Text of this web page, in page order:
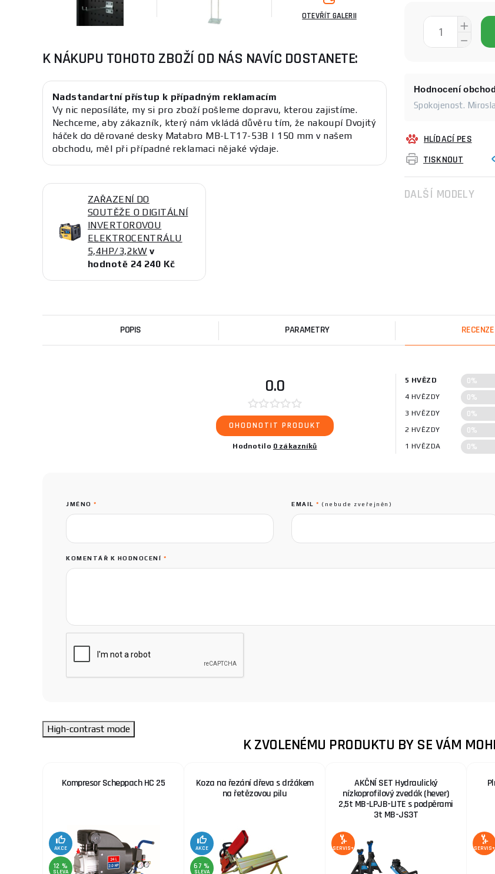
OTEVŘÍT GALERII
K NÁKUPU TOHOTO ZBOŽÍ OD NÁS NAVÍC DOSTANETE:
Nadstandartní přístup k případným reklamacím
Vy nic neposíláte, my si pro zboží pošleme dopravu, kterou zajistíme.
Nechceme, aby zákazník, který nám vkládá důvěru tím, že nakoupí Dvojitý
háček do děrované desky Matabro MB-LT17-53B | 150 mm v našem
obchodu, měl při případné reklamaci nějaké výdaje.
ZAŘAZENÍ DO
SOUTĚŽE O DIGITÁLNÍ
INVERTOROVOU
ELEKTROCENTRÁLU
5,4HP/3,2kW v
hodnotě 24 240 Kč
Hodnocení
Spokojenost.
HLÍDACÍ PES
TISKNOUT
DALŠÍ MODELY
POPIS PARAMETRY RECENZE
0.0
OHODNOTIT PRODUKT
Hodnotilo 0 zákazníků
5 HVĚZD 0%
4 HVĚZDY 0%
3 HVĚZDY 0%
2 HVĚZDY 0%
1 HVĚZDA 0%
JMÉNO * EMAIL* (nebude zveřejněn)
KOMENTÁŘ K HODNOCENÍ *
High-contrast mode
K ZVOLENÉMU PRODUKTU BY SE VÁM
Kompresor Scheppach HC 25
AKCE
12 %
SLEVA
Koza na řezání dřeva s držákem
na řetězovou pilu
AKCE
67 %
SLEVA
AKČNÍ SET Hydraulický
nízkoprofilový zvedák (hever)
2,5t MB-LPJB-LITE s podpěrami
3t MB-JS3T
SERVIS+ SERVIS+